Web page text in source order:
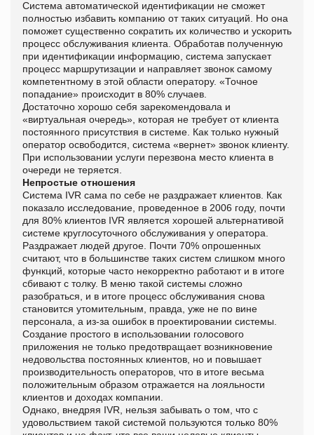
Система автоматической идентификации не сможет
полностью избавить компанию от таких ситуаций. Но она
поможет существенно сократить их количество и ускорить
процесс обслуживания клиента. Обработав полученную
при идентификации информацию, система запускает
процесс маршрутизации и направляет звонок самому
компетентному в этой области оператору. «Точное
попадание» происходит в 80% случаев.
Достаточно хорошо себя зарекомендовала и
«виртуальная очередь», которая не требует от клиента
постоянного присутствия в системе. Как только нужный
оператор освободится, система «вернет» звонок клиенту.
При использовании услуги перезвона место клиента в
очереди не теряется.
Непростые отношения
Система IVR сама по себе не раздражает клиентов. Как
показало исследование, проведенное в 2006 году, почти
для 80% клиентов IVR является хорошей альтернативой
системе круглосуточного обслуживания у оператора.
Раздражает людей другое. Почти 70% опрошенных
считают, что в большинстве таких систем слишком много
функций, которые часто некорректно работают и в итоге
сбивают с толку. В меню такой системы сложно
разобраться, и в итоге процесс обслуживания снова
становится утомительным, правда, уже не по вине
персонала, а из-за ошибок в проектировании системы.
Создание простого в использовании голосового
приложения не только предотвращает возникновение
недовольства постоянных клиентов, но и повышает
производительность операторов, что в итоге весьма
положительным образом отражается на лояльности
клиентов и доходах компании.
Однако, внедряя IVR, нельзя забывать о том, что с
удовольствием такой системой пользуются только 80%